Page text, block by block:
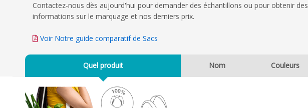
Contactez-nous dès aujourd'hui pour demander des échantillons ou pour obtenir des
informations sur le marquage et nos derniers prix.
Voir Notre guide comparatif de Sacs
Quel produit Nom Couleurs